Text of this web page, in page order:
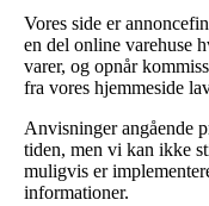
Vores side er
en del online varehuse
varer, og opnår
fra vores hjemmeside
Anvisninger angående
tiden, men vi kan ikke
muligvis er
informationer.